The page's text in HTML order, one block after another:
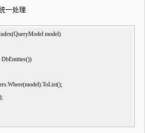
一处理
model)
DbEntities())